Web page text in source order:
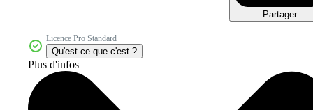
Partager
Licence Pro Standard
Qu'est-ce que c'est ?
Plus d'infos